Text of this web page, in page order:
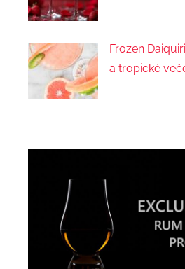
Frozen
a tropické